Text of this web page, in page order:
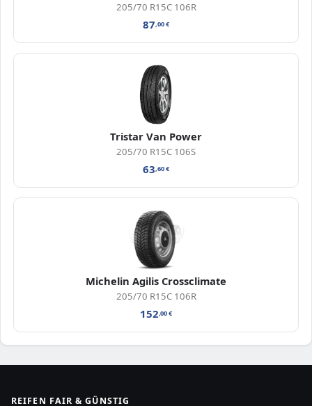
205/70 R15C 106R
87,00€
Tristar Van Power
205/70 R15C 106S
63,60€
Michelin Agilis Crossclimate
205/70 R15C 106R
152,00€
REIFEN FAIR & GÜNSTIG